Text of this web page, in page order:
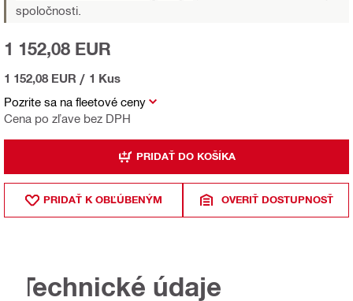
spoločnosti.
Pozrite sa na fleetové ceny
Cena po zľave bez DPH
1 152,08 EUR
1 152,08 EUR / 1 Kus
PRIDAŤ DO KOŠÍKA
PRIDAŤ K OBĽÚBENÝM OVERIŤ DOSTUPNOSŤ
Technické údaje